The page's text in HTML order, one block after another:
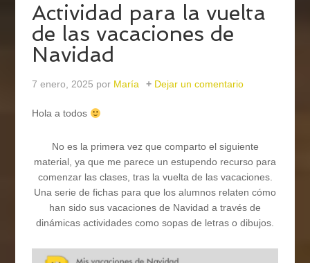
Actividad para la vuelta
de las vacaciones de
Navidad
7 enero, 2025 por María Dejar un comentario
Hola a todos
No es la primera vez que comparto el siguiente
material, ya que me parece un estupendo recurso para
comenzar las clases, tras la vuelta de las vacaciones.
Una serie de fichas para que los alumnos relaten cómo
han sido sus vacaciones de Navidad a través de
dinámicas actividades como sopas de letras o dibujos.